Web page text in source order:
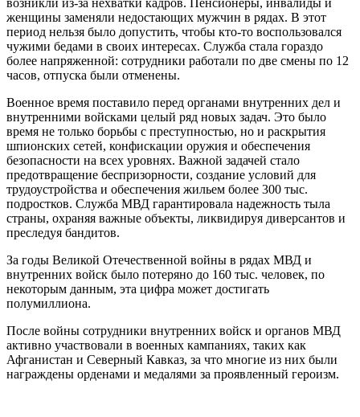
возникли из-за нехватки кадров. Пенсионеры, инвалиды и
женщины заменяли недостающих мужчин в рядах. В этот
период нельзя было допустить, чтобы кто-то воспользовался
чужими бедами в своих интересах. Служба стала гораздо
более напряженной: сотрудники работали по две смены по 12
часов, отпуска были отменены.
Военное время поставило перед органами внутренних дел и
внутренними войсками целый ряд новых задач. Это было
время не только борьбы с преступностью, но и раскрытия
шпионских сетей, конфискации оружия и обеспечения
безопасности на всех уровнях. Важной задачей стало
предотвращение беспризорности, создание условий для
трудоустройства и обеспечения жильем более 300 тыс.
подростков. Служба МВД гарантировала надежность тыла
страны, охраняя важные объекты, ликвидируя диверсантов и
преследуя бандитов.
За годы Великой Отечественной войны в рядах МВД и
внутренних войск было потеряно до 160 тыс. человек, по
некоторым данным, эта цифра может достигать
полумиллиона.
После войны сотрудники внутренних войск и органов МВД
активно участвовали в военных кампаниях, таких как
Афганистан и Северный Кавказ, за что многие из них были
награждены орденами и медалями за проявленный героизм.